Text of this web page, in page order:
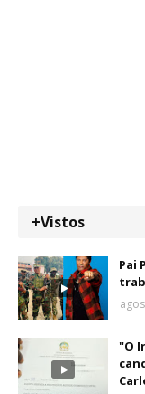
+Vistos
Pai
"O